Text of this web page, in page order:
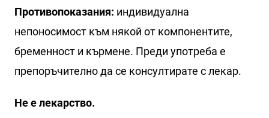
Противопоказания: индивидуална
непоносимост към някой от компонентите,
бременност и кърмене. Преди употреба е
препоръчително да се консултирате с лекар.
Не е лекарство.